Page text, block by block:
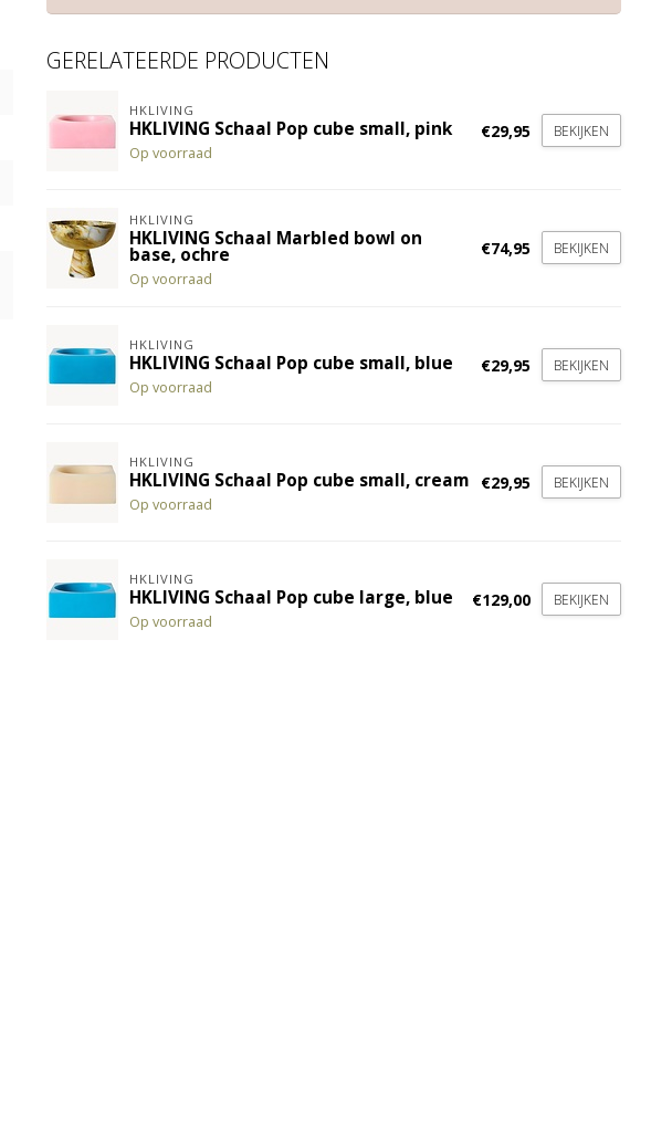
GERELATEERDE PRODUCTEN
HKLIVING
HKLIVING Schaal Pop cube small, pink
Op voorraad
€29,95 BEKIJKEN
HKLIVING
HKLIVING Schaal Marbled bowl on
base, ochre
Op voorraad
€74,95 BEKIJKEN
HKLIVING
HKLIVING Schaal Pop cube small, blue
Op voorraad
€29,95 BEKIJKEN
HKLIVING
HKLIVING Schaal Pop cube small, cream
Op voorraad
€29,95 BEKIJKEN
HKLIVING
HKLIVING Schaal Pop cube large, blue
Op voorraad
€129,00 BEKIJKEN